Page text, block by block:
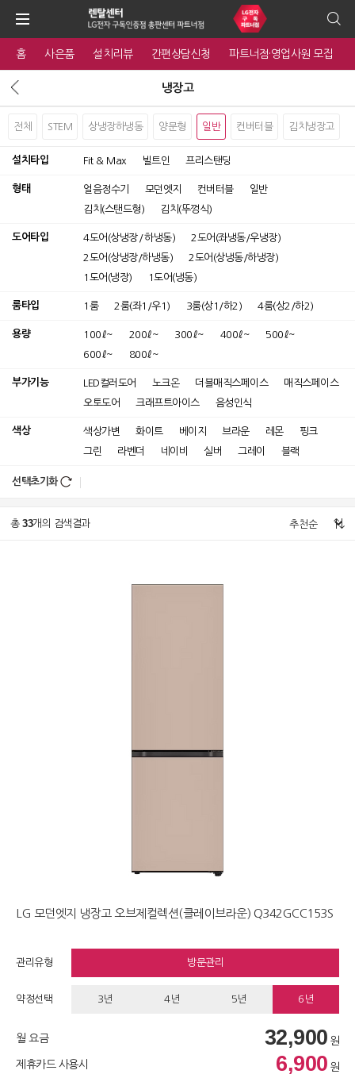
홈 사은품 설치리뷰 간편상담신청 파트너점·영업사원 모집
냉장고
전체 STEM 상냉장하냉동 양문형 일반 컨버터블 김치냉장고
설치타입 Fit & Max 빌트인 프리스탠딩
형태 얼음정수기 모던엣지 컨버터블
일반
김치(스탠드형)
김치(뚜껑식)
도어타입 4도어(상냉장 / 하냉동)
2도어(좌냉동/우냉장)
2도어(상냉장/하냉동)
2도어(상냉동/하냉장)
1도어(냉장)
1도어(냉동)
룸타입 1룸 2룸(좌1/우1) 3룸(상1/하2) 4룸(상2/하2)
용량 100ℓ~ 200ℓ~ 300ℓ~ 400ℓ~
500ℓ~
600ℓ~
800ℓ~
부가기능 LED컬러도어 노크온 더블매직스페이스
매직스페이스
오토도어
크래프트아이스 음성인식
색상 색상가변 화이트 베이지 브라운 레몬
핑크
그린
라벤더 네이비 실버 그레이 블랙
선택초기화
총 33개의 검색결과
LG 모던엣지 냉장고 오브제컬렉션(클레이브라운) Q342GCC153S
관리유형 방문관리
약정선택 3년 4년 5년 6년
월 요금 32,900 원
제휴카드 사용시 6,900 원